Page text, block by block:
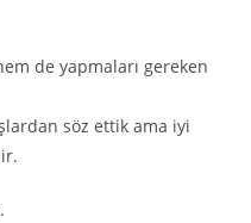
de yapmaları gereken
söz ettik ama iyi
.